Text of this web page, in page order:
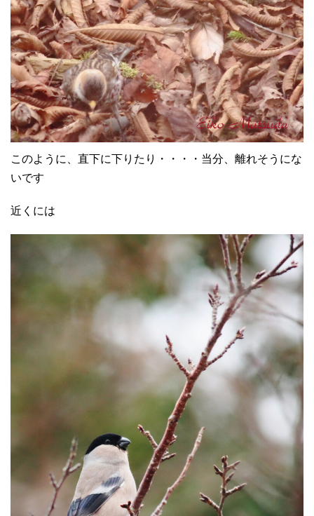
このように、直下に下りたり・・・・当分、離れそうにな
いです
近くには